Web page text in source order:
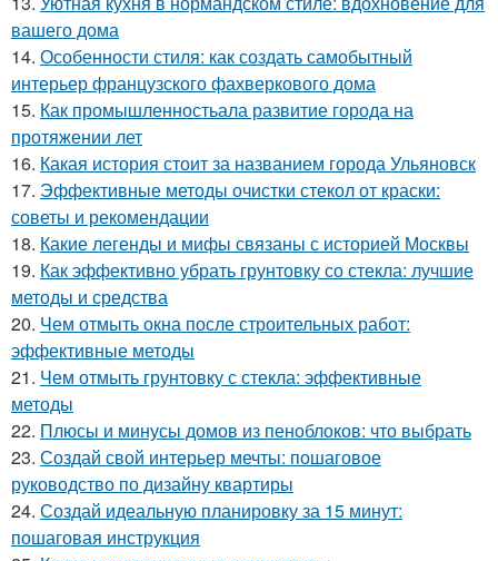
вашего дома
14. Особенности стиля: как создать самобытный
интерьер французского фахверкового дома
15. Как промышленностьала развитие города на
протяжении лет
16. Какая история стоит за названием города Ульяновск
17. Эффективные методы очистки стекол от краски:
советы и рекомендации
18. Какие легенды и мифы связаны с историей Москвы
19. Как эффективно убрать грунтовку со стекла: лучшие
методы и средства
20. Чем отмыть окна после строительных работ:
эффективные методы
21. Чем отмыть грунтовку с стекла: эффективные
методы
22. Плюсы и минусы домов из пеноблоков: что выбрать
23. Создай свой интерьер мечты: пошаговое
руководство по дизайну квартиры
24. Создай идеальную планировку за 15 минут:
пошаговая инструкция